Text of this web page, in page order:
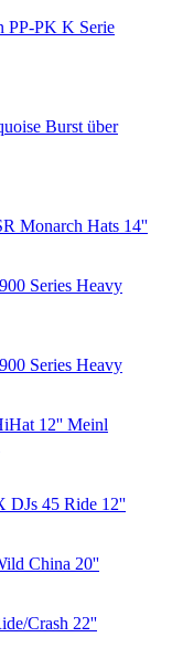
PP-PK K Serie
Monarch Hats 14''
Series Heavy
Series Heavy
Meinl
DJs 45 Ride 12''
China 20''
Crash 22''